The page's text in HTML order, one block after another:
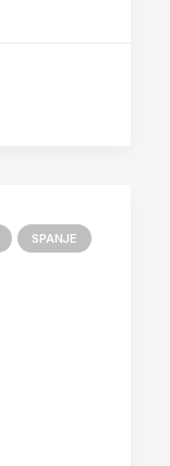
SPANJE